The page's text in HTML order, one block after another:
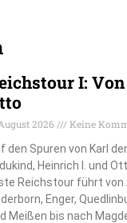
I:
2026
Keine
den Spuren von Karl
Heinrich I. und
Reichstour führt von
Enger,
Meißen bis nach